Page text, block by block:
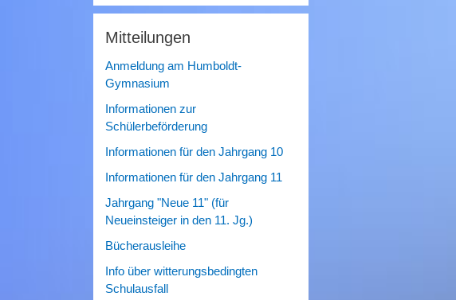
Mitteilungen
Anmeldung am Humboldt-
Gymnasium
Informationen zur
Schülerbeförderung
Informationen für den Jahrgang 10
Informationen für den Jahrgang 11
Jahrgang "Neue 11" (für
Neueinsteiger in den 11. Jg.)
Bücherausleihe
Info über witterungsbedingten
Schulausfall